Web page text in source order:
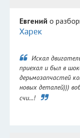
Евгений о
Харек
Искал
приехал и был в
дерьмозапчастей
новых деталей)))
счи...!